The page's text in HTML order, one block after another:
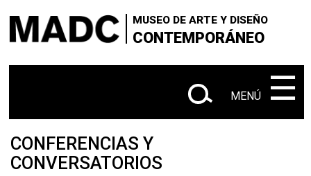
main
content
MUSEO DE ARTE Y DISEÑO
CONTEMPORÁNEO
Buscar
sitio
‌‌‌‌‌‌‌‌‌‌‌
‌‌‌‌‌‌‌‌‌‌
×
+ VISITANOS
+ SOBRE EL MADC | Administrativo
+ EXPOSICIONES | Actuales | Próximas
| Anteriores
MENÚ ☰
CONFERENCIAS Y
CONVERSATORIOS